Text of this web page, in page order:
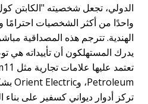
الدولي، تجعل شخصيته "الكابتن
واحدًا من أكثر الشخصيات
الهندية. تترجم هذه المصداقية
يدرك المستهلكون أن تأييداته
تركز أدوار ديواني كسفير على بناء